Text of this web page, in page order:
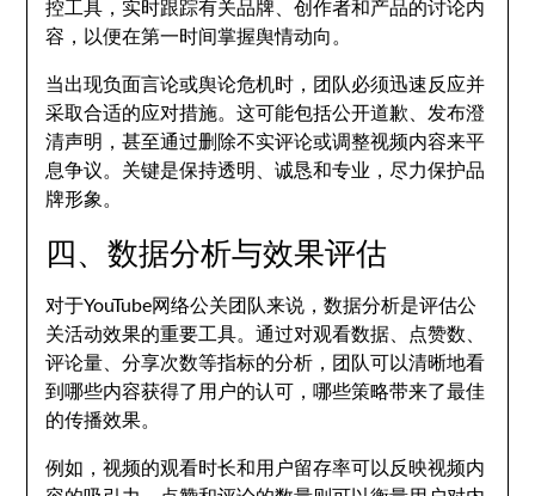
控工具，实时跟踪有关品牌、创作者和产品的讨论内
容，以便在第一时间掌握舆情动向。
当出现负面言论或舆论危机时，团队必须迅速反应并
采取合适的应对措施。这可能包括公开道歉、发布澄
清声明，甚至通过删除不实评论或调整视频内容来平
息争议。关键是保持透明、诚恳和专业，尽力保护品
牌形象。
四、数据分析与效果评估
对于YouTube网络公关团队来说，数据分析是评估公
关活动效果的重要工具。通过对观看数据、点赞数、
评论量、分享次数等指标的分析，团队可以清晰地看
到哪些内容获得了用户的认可，哪些策略带来了最佳
的传播效果。
例如，视频的观看时长和用户留存率可以反映视频内